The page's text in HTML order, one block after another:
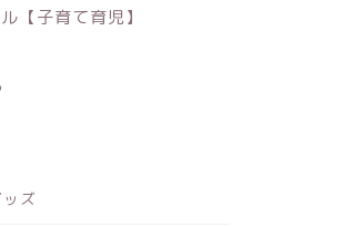
【子育て育児】
ズ